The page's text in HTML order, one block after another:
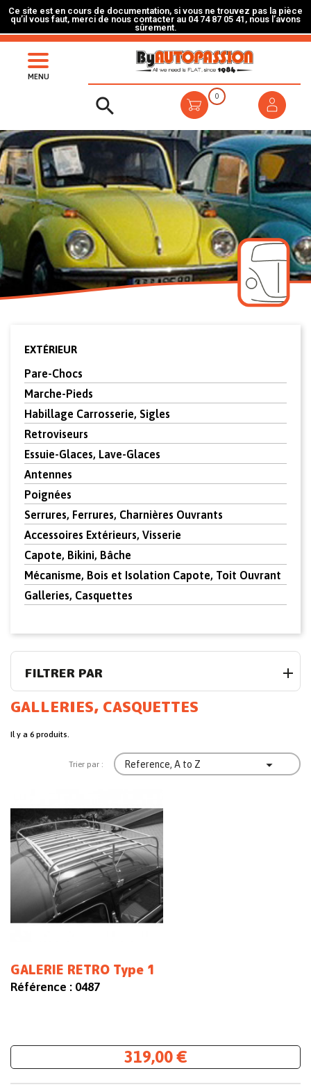
Ce site est en cours de documentation, si vous ne trouvez pas la pièce
qu’il vous faut, merci de nous contacter au 04 74 87 05 41, nous l’avons
sûrement.
MENU
 0
EXTÉRIEUR
Pare-Chocs
Marche-Pieds
Habillage Carrosserie, Sigles
Retroviseurs
Essuie-Glaces, Lave-Glaces
Antennes
Poignées
Serrures, Ferrures, Charnières Ouvrants
Accessoires Extérieurs, Visserie
Capote, Bikini, Bâche
Mécanisme, Bois et Isolation Capote, Toit Ouvrant
Galleries, Casquettes
FILTRER PAR
GALLERIES, CASQUETTES
Il y a 6 produits.
Trier par : Reference, A to Z 
GALERIE RETRO Type 1
Référence : 0487
319,00 €